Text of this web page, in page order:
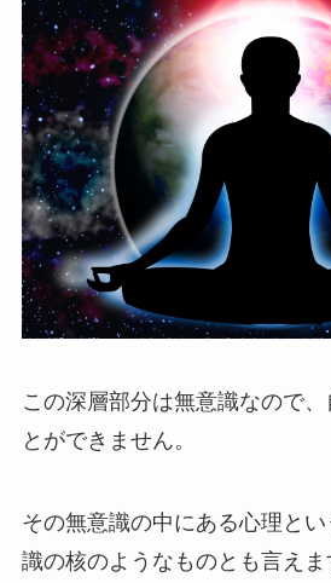
この深層部分は無意識なので
とができません。
その無意識の中にある心理と
識の核のようなものとも言えま